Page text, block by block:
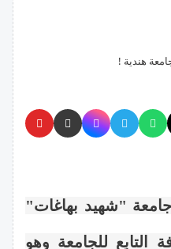
هندية !
"شهيد بهاغات"
التابع للجامعة وهو